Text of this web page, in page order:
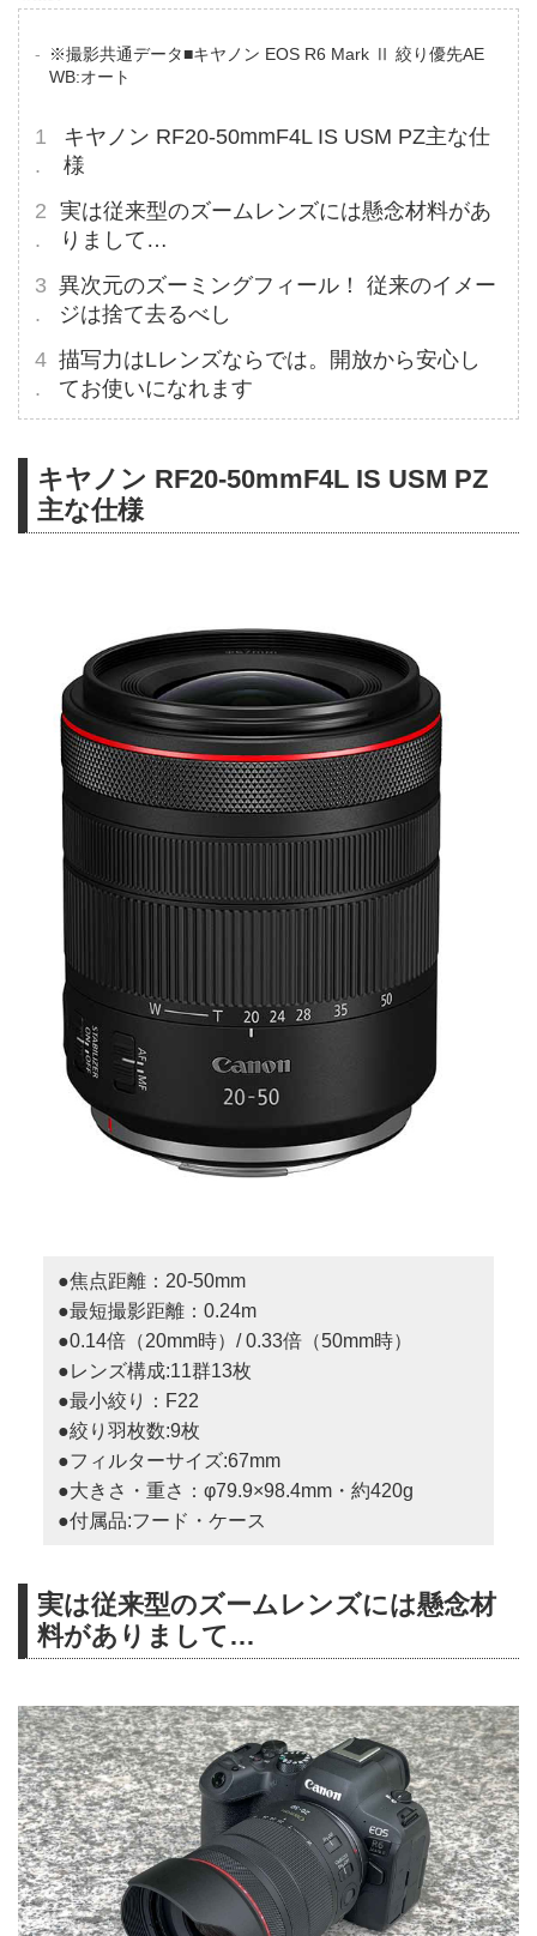
※撮影共通データ■キヤノン EOS R6 Mark Ⅱ 絞り優先AE
WB:オート
キヤノン RF20-50mmF4L IS USM PZ主な仕
様
実は従来型のズームレンズには懸念材料があ
りまして…
異次元のズーミングフィール！ 従来のイメー
ジは捨て去るべし
描写力はLレンズならでは。開放から安心し
てお使いになれます
キヤノン RF20-50mmF4L IS USM PZ
主な仕様
●焦点距離：20-50mm
●最短撮影距離：0.24m
●0.14倍（20mm時）/ 0.33倍（50mm時）
●レンズ構成:11群13枚
●最小絞り：F22
●絞り羽枚数:9枚
●フィルターサイズ:67mm
●大きさ・重さ：φ79.9×98.4mm・約420g
●付属品:フード・ケース
実は従来型のズームレンズには懸念材
料がありまして…